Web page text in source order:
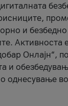
и
Активноста
Онлајн“,
и
однесување